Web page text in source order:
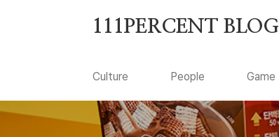
111PERCENT BLOG
Culture People Game